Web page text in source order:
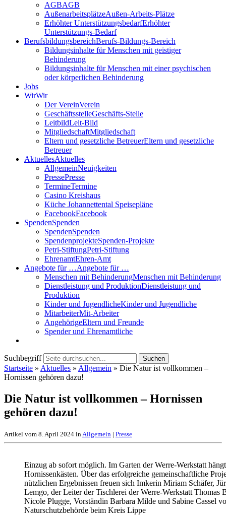
AGBAGB
AußenarbeitsplätzeAußen-Arbeits-Plätze
Erhöhter UnterstützungsbedarfErhöhter
Unterstützungs-Bedarf
BerufsbildungsbereichBerufs-Bildungs-Bereich
Bildungsinhalte für Menschen mit geistiger
Behinderung
Bildungsinhalte für Menschen mit einer psychischen
oder körperlichen Behinderung
Jobs
WirWir
Der VereinVerein
GeschäftsstelleGeschäfts-Stelle
LeitbildLeit-Bild
MitgliedschaftMitgliedschaft
Eltern und gesetzliche BetreuerEltern und gesetzliche
Betreuer
AktuellesAktuelles
AllgemeinNeuigkeiten
PressePresse
TermineTermine
Casino Kreishaus
Küche Johannettental Speisepläne
FacebookFacebook
SpendenSpenden
SpendenSpenden
SpendenprojekteSpenden-Projekte
Petri-StiftungPetri-Stiftung
EhrenamtEhren-Amt
Angebote für …Angebote für …
Menschen mit BehinderungMenschen mit Behinderung
Dienstleistung und ProduktionDienstleistung und
Produktion
Kinder und JugendlicheKinder und Jugendliche
MitarbeiterMit-Arbeiter
AngehörigeEltern und Freunde
Spender und Ehrenamtliche
Suchbegriff Suchen
Startseite » Aktuelles » Allgemein » Die Natur ist vollkommen –
Hornissen gehören dazu!
Die Natur ist vollkommen – Hornissen
gehören dazu!
Artikel vom 8. April 2024 in Allgemein | Presse
Einzug ab sofort möglich. Im Garten der Werre-Werkstatt
Hornissenkästen. Über das erfolgreiche gemeinschaftliche
nützlichen Ergebnissen freuen sich Imkerin Miriam Schäfer,
Lemgo, der Leiter der Tischlerei der Werre-Werkstatt Thomas
Nicole Plugge, Vorständin Barbara Milde und Sabine Cassel
Naturschutzbehörde beim Kreis Lippe